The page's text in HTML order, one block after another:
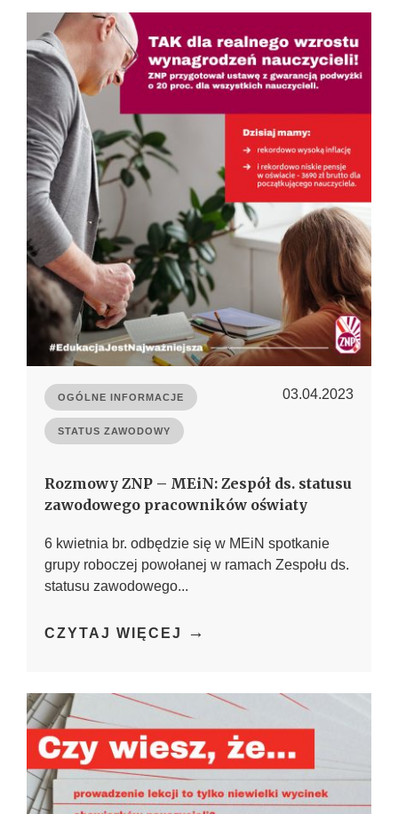
OGÓLNE INFORMACJE
STATUS ZAWODOWY
03.04.2023
Rozmowy ZNP – MEiN: Zespół ds. statusu
zawodowego pracowników oświaty
6 kwietnia br. odbędzie się w MEiN spotkanie
grupy roboczej powołanej w ramach Zespołu ds.
statusu zawodowego...
CZYTAJ WIĘCEJ →